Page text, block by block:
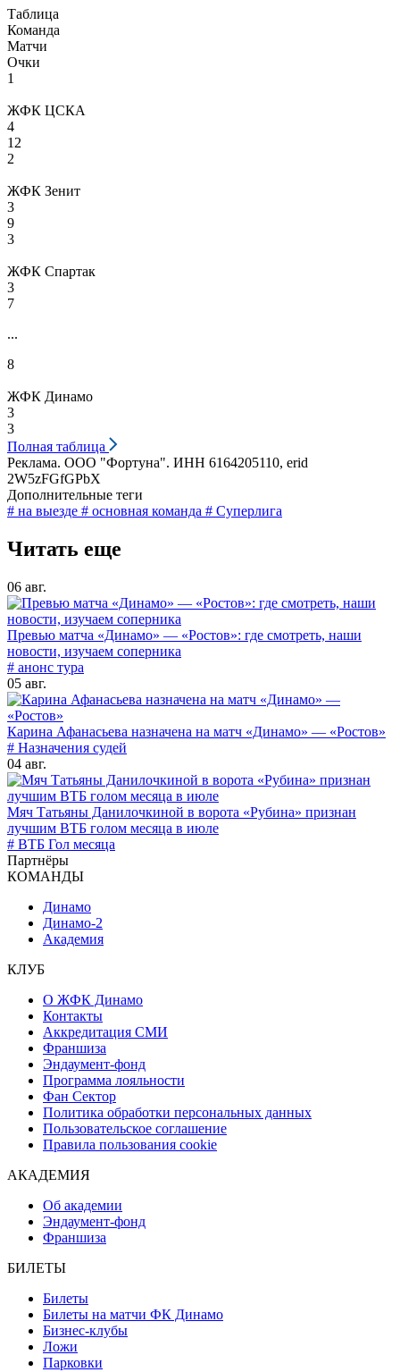
Таблица
Команда
Матчи
Очки
1
ЖФК ЦСКА
4
12
2
ЖФК Зенит
3
9
3
ЖФК Спартак
3
7
...
8
ЖФК Динамо
3
3
Полная таблица
Реклама. ООО "Фортуна". ИНН 6164205110, erid
2W5zFGfGPbX
Дополнительные теги
# на выезде # основная команда # Суперлига
Читать еще
06 авг.
Превью матча «Динамо» — «Ростов»: где смотреть, наши
новости, изучаем соперника
# анонс тура
05 авг.
Карина Афанасьева назначена на матч «Динамо» — «Ростов»
# Назначения судей
04 авг.
Мяч Татьяны Данилочкиной в ворота «Рубина» признан
лучшим ВТБ голом месяца в июле
# ВТБ Гол месяца
Партнёры
КОМАНДЫ
Динамо
Динамо-2
Академия
КЛУБ
О ЖФК Динамо
Контакты
Аккредитация СМИ
Франшиза
Эндаумент-фонд
Программа лояльности
Фан Сектор
Политика обработки персональных данных
Пользовательское соглашение
Правила пользования cookie
АКАДЕМИЯ
Об академии
Эндаумент-фонд
Франшиза
БИЛЕТЫ
Билеты
Билеты на матчи ФК Динамо
Бизнес-клубы
Ложи
Парковки